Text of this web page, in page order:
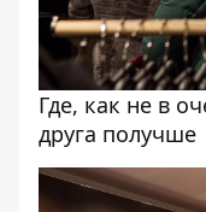
Где, как не в
друга получше